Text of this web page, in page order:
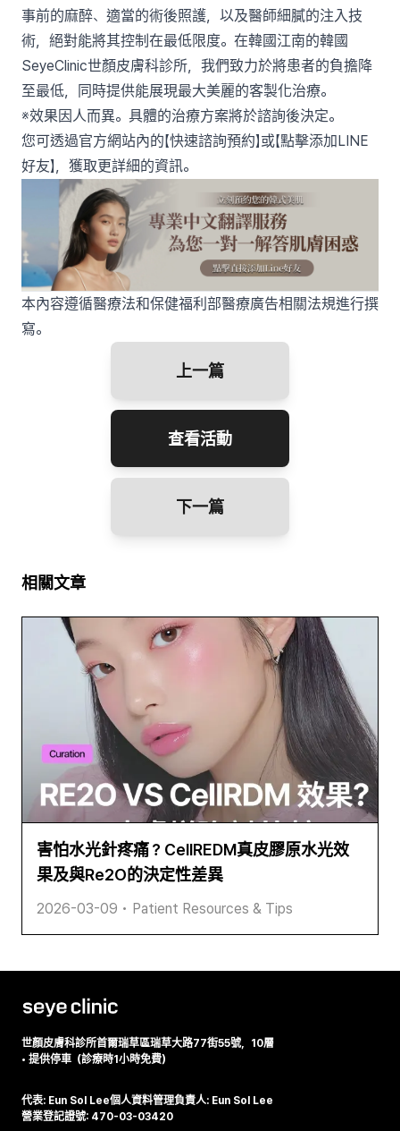
事前的麻醉、適當的術後照護，以及醫師細膩的注入技
術，絕對能將其控制在最低限度。在韓國江南的韓國
SeyeClinic世顏皮膚科診所，我們致力於將患者的負擔降
至最低，同時提供能展現最大美麗的客製化治療。
※效果因人而異。具體的治療方案將於諮詢後決定。
您可透過官方網站內的【快速諮詢預約】或【點擊添加LINE
好友】，獲取更詳細的資訊。
本內容遵循醫療法和保健福利部醫療廣告相關法規進行撰
寫。
上一篇
查看活動
下一篇
相關文章
害怕水光針疼痛？CellREDM真皮膠原水光效
果及與Re2O的決定性差異
2026-03-09 • Patient Resources & Tips
世顏皮膚科診所首爾瑞草區瑞草大路77街55號，10層
• 提供停車（診療時1小時免費）
代表: Eun Sol Lee個人資料管理負責人: Eun Sol Lee
營業登記證號: 470-03-03420